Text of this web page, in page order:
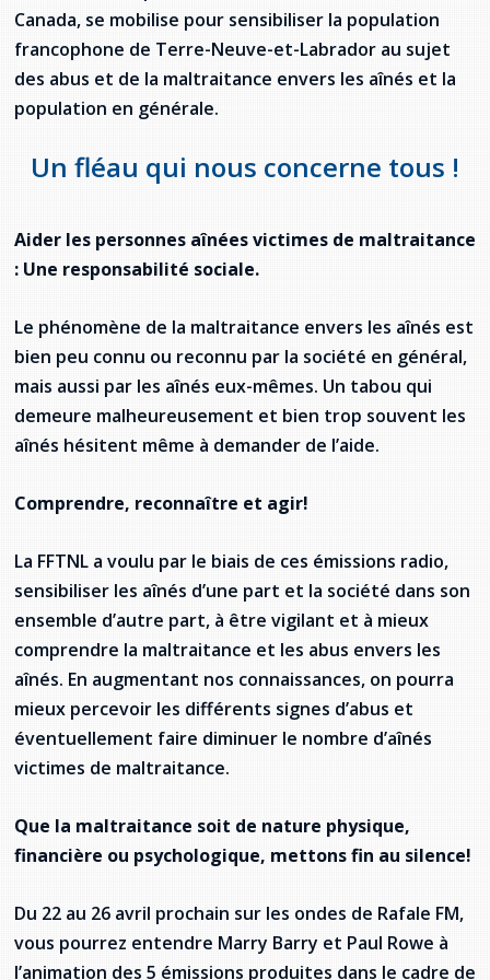
Allison Chaytor
Maurice Nzoyamara
Skye Fisher
Anastasia Knudsen
Brian Kizner
Stacy Smith
Nancy Dillon
Clare Halleran
Joseph Kayumba
Dominic Demers
Yulia Kudryakova
provincial
Ressources linguistiques pour la
communication en santé
Canada, se mobilise pour sensibiliser la population
francophone de Terre-Neuve-et-Labrador au sujet
des abus et de la maltraitance envers les aînés et la
population en générale.
Un fléau qui nous concerne tous !
Aider les personnes aînées victimes de maltraitance
: Une responsabilité sociale.
Le phénomène de la maltraitance envers les aînés est
bien peu connu ou reconnu par la société en général,
mais aussi par les aînés eux-mêmes. Un tabou qui
demeure malheureusement et bien trop souvent les
aînés hésitent même à demander de l’aide.
Comprendre, reconnaître et agir!
La FFTNL a voulu par le biais de ces émissions radio,
sensibiliser les aînés d’une part et la société dans son
ensemble d’autre part, à être vigilant et à mieux
comprendre la maltraitance et les abus envers les
aînés. En augmentant nos connaissances, on pourra
mieux percevoir les différents signes d’abus et
éventuellement faire diminuer le nombre d’aînés
victimes de maltraitance.
Que la maltraitance soit de nature physique,
financière ou psychologique, mettons fin au silence!
Du 22 au 26 avril prochain sur les ondes de Rafale FM,
vous pourrez entendre Marry Barry et Paul Rowe à
l’animation des 5 émissions produites dans le cadre de